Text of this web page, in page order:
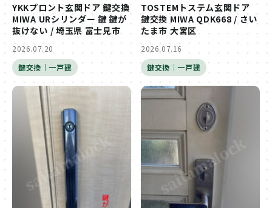
YKKプロント玄関ドア 鍵交換
MIWA URシリンダー 鍵 鍵が
抜けない / 埼玉県 富士見市
2026.07.20
鍵交換｜一戸建
TOSTEMトステム玄関ドア
鍵交換 MIWA QDK668 / さい
たま市 大宮区
2026.07.16
鍵交換｜一戸建